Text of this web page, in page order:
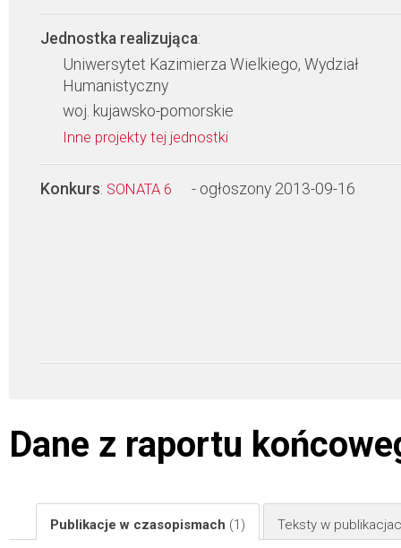
Jednostka realizująca:
Uniwersytet Kazimierza Wielkiego, Wydział
Humanistyczny
woj. kujawsko-pomorskie
Inne projekty tej jednostki
Konkurs: SONATA 6 - ogłoszony 2013-09-16
Dane z raportu
Publikacje w czasopismach (1) Teksty w